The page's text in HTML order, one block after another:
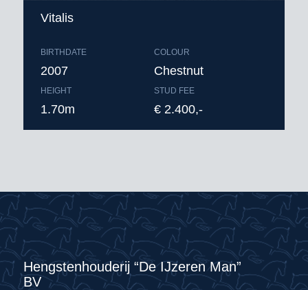
Vitalis
BIRTHDATE
2007
HEIGHT
1.70m
COLOUR
Chestnut
STUD FEE
€ 2.400,-
Hengstenhouderij “De IJzeren Man”
BV